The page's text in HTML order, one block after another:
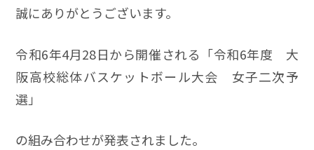
誠にありがとうございます。
令和6年4月28日から開催される「令和6年度 大
阪高校総体バスケットボール大会 女子二次予
選」
の組み合わせが発表されました。